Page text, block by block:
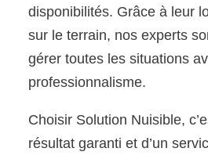
disponibilités. Grâce à leur
sur le terrain, nos experts
gérer toutes les situations
professionnalisme.
Choisir Solution Nuisible,
résultat garanti et d’un